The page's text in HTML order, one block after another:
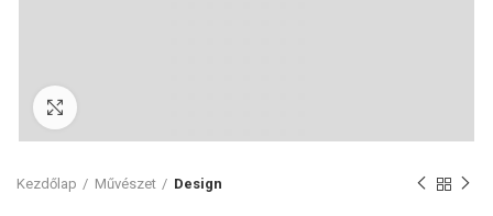
Kezdőlap Művészet Design